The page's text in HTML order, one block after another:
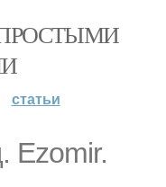
статьи
Ezomir.